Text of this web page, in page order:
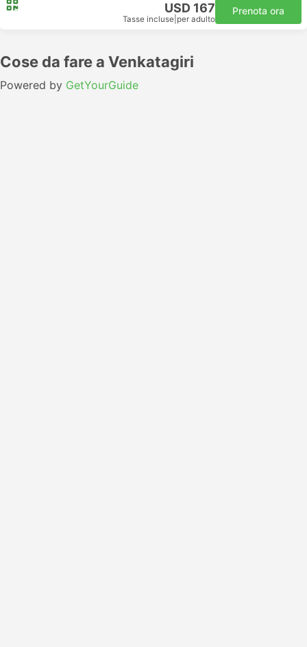
USD 167
Tasse incluse per adulto
Prenota ora
Cose da fare a Venkatagiri
Powered by GetYourGuide